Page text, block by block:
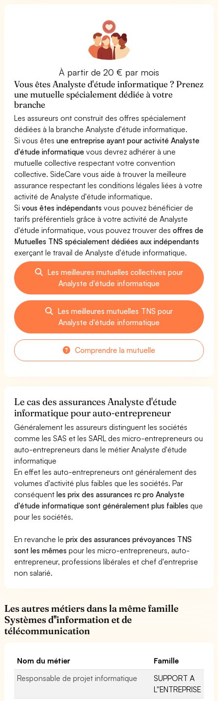
À partir de 20 € par mois
Vous êtes Analyste d'étude informatique ? Prenez
une mutuelle spécialement dédiée à votre
branche
Les assureurs ont construit des offres spécialement
dédiées à la branche Analyste d'étude informatique.
Si vous êtesune entreprise ayant pour activité Analyste
d'étude informatique vous devrez adhérer à une
mutuelle collective respectant votre convention
collective. SideCare vous aide à trouver la meilleure
assurance respectant les conditions légales liées à votre
activité de Analyste d'étude informatique.
Sivous êtes indépendants vous pouvez bénéficier de
tarifs préférentiels grâce à votre activité de Analyste
d'étude informatique, vous pouvez trouver desoffres de
Mutuelles TNS spécialement dédiées aux indépendants
exerçant le travail de Analyste d'étude informatique.
Les meilleures mutuelles collectives pour
Analyste d'étude informatique
Les meilleures mutuelles TNS pour
Analyste d'étude informatique
Comprendre la mutuelle
Le cas des assurances Analyste d'étude
informatique pour auto-entrepreneur
Généralement les assureurs distinguent les sociétés
comme les SAS et les SARL des micro-entrepreneurs ou
auto-entrepreneurs dans le métier Analyste d'étude
informatique
En effet les auto-entrepreneurs ont généralement des
volumes d'activité plus faibles que les sociétés. Par
conséquentles prix des assurances rc pro Analyste
d'étude informatique sont généralement plus faibles que
pour les sociétés.
En revanche leprix des assurances prévoyances TNS
sont les mêmes pour les micro-entrepreneurs, auto-
entrepreneur, professions libérales et chef d'entreprise
non salarié.
Les autres métiers dans la même famille
Systèmes d''information et de
télécommunication
Nom du métier
Famille
Responsable de projet informatique
SUPPORT A
L''ENTREPRISE